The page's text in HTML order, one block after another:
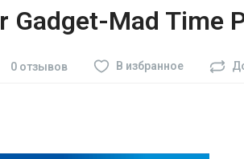
для приставок
для Sony PS5
Gadget-Mad Time
0 отзывов В избранное